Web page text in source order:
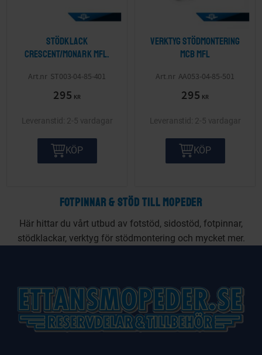
Stödklack
Crescent/Monark mfl.
ST003-04-85-401
295 KR
2-5 vardagar
KÖP
Verktyg stödmontering
MCB mfl
AA053-04-85-501
295 KR
2-5 vardagar
KÖP
FOTPINNAR & STÖD TILL MOPEDER
Här hittar du vårt utbud av fotstöd, sidostöd, fotpinnar,
stödklackar, verktyg för stödmontering och mycket mer.